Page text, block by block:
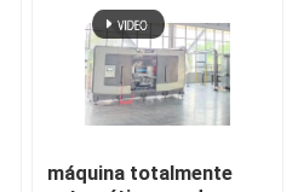
máquina totalmente